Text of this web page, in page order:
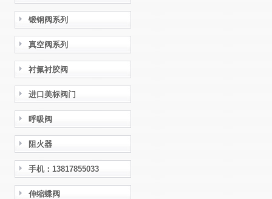
锻钢阀系列
真空阀系列
衬氟衬胶阀
进口美标阀门
呼吸阀
阻火器
手机：13817855033
伸缩蝶阀